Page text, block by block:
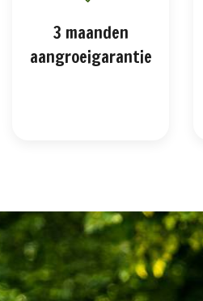
3 maanden
aangroeigarantie